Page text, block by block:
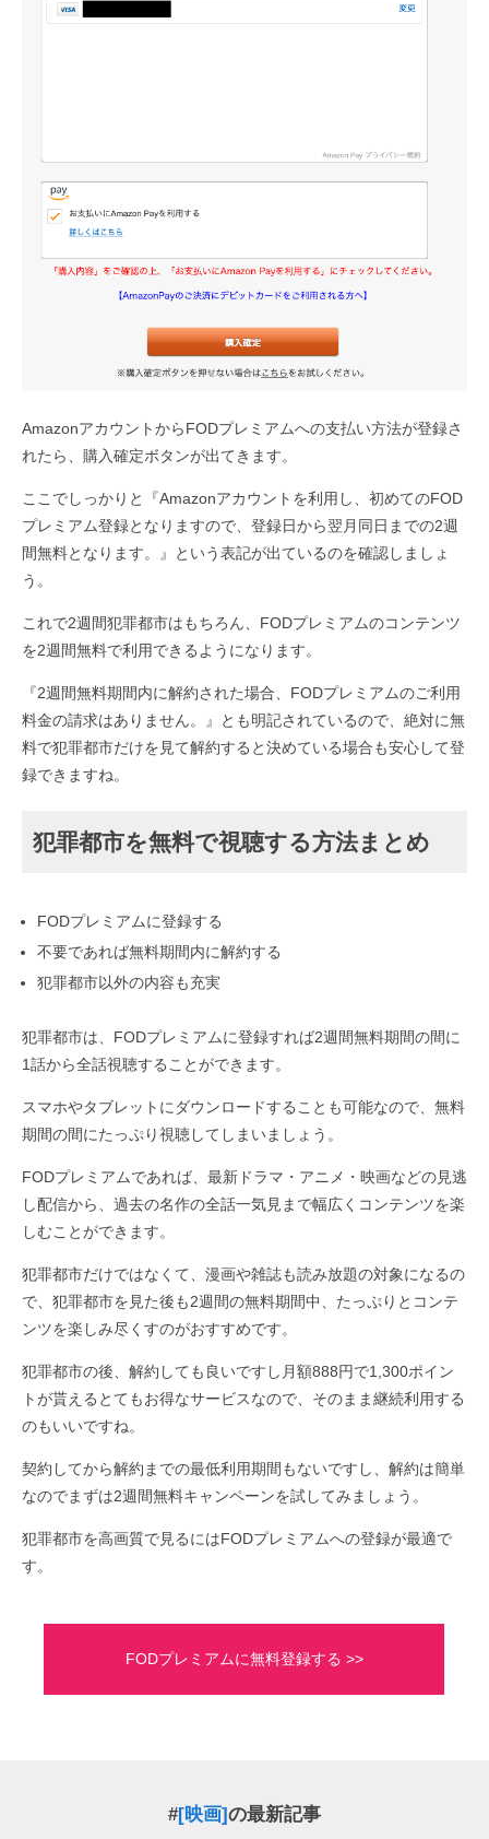
AmazonアカウントからFODプレミアムへの支払い方法が登録さ
れたら、購入確定ボタンが出てきます。
ここでしっかりと『Amazonアカウントを利用し、初めてのFOD
プレミアム登録となりますので、登録日から翌月同日までの2週
間無料となります。』という表記が出ているのを確認しましょ
う。
これで2週間犯罪都市はもちろん、FODプレミアムのコンテンツ
を2週間無料で利用できるようになります。
『2週間無料期間内に解約された場合、FODプレミアムのご利用
料金の請求はありません。』とも明記されているので、絶対に無
料で犯罪都市だけを見て解約すると決めている場合も安心して登
録できますね。
犯罪都市を無料で視聴する方法まとめ
FODプレミアムに登録する
不要であれば無料期間内に解約する
犯罪都市以外の内容も充実
犯罪都市は、FODプレミアムに登録すれば2週間無料期間の間に
1話から全話視聴することができます。
スマホやタブレットにダウンロードすることも可能なので、無料
期間の間にたっぷり視聴してしまいましょう。
FODプレミアムであれば、最新ドラマ・アニメ・映画などの見逃
し配信から、過去の名作の全話一気見まで幅広くコンテンツを楽
しむことができます。
犯罪都市だけではなくて、漫画や雑誌も読み放題の対象になるの
で、犯罪都市を見た後も2週間の無料期間中、たっぷりとコンテ
ンツを楽しみ尽くすのがおすすめです。
犯罪都市の後、解約しても良いですし月額888円で1,300ポイン
トが貰えるとてもお得なサービスなので、そのまま継続利用する
のもいいですね。
契約してから解約までの最低利用期間もないですし、解約は簡単
なのでまずは2週間無料キャンペーンを試してみましょう。
犯罪都市を高画質で見るにはFODプレミアムへの登録が最適で
す。
FODプレミアムに無料登録する >>
#[映画]の最新記事